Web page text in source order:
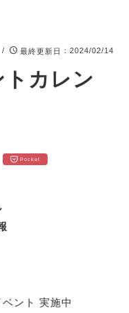
/ 最終更新日 ：2024/02/14
カレン
Pocket
ント 実施中